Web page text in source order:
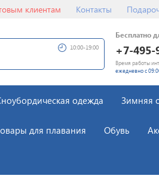
клиентам Контакты
10:00-19:00
Бесплатно
+7-495-
Время работы
ежедневно с
одежда Зимняя
для плавания Обувь